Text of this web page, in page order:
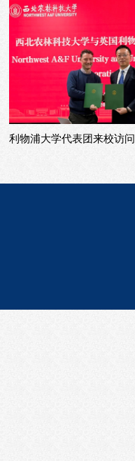
利物浦大学代表团来校访问